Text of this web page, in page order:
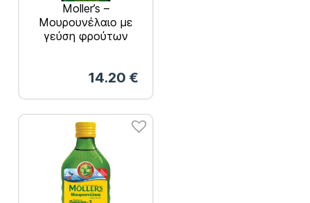
Moller’s –
Μουρουνέλαιο με
γεύση φρούτων
14.20 €